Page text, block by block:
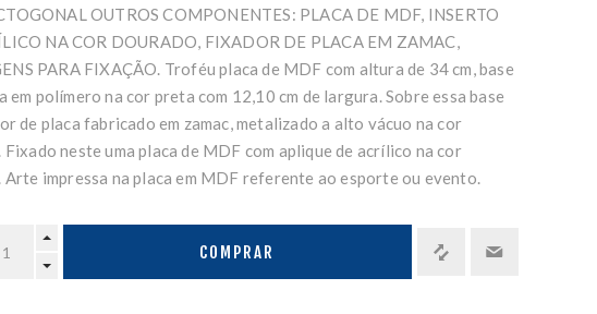
OUTROS COMPONENTES: PLACA DE MDF, INSERTO
NA COR DOURADO, FIXADOR DE PLACA EM ZAMAC,
PARA FIXAÇÃO. Troféu placa de MDF com altura de 34 cm, base
em polímero na cor preta com 12,10 cm de largura. Sobre essa base
de placa fabricado em zamac, metalizado a alto vácuo na cor
Fixado neste uma placa de MDF com aplique de acrílico na cor
Arte impressa na placa em MDF referente ao esporte ou evento.
COMPRAR